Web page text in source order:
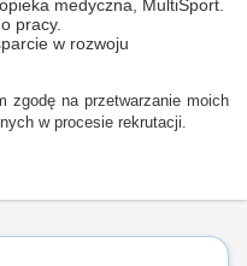
medyczna, MultiSport.
pracy.
w rozwoju
zgodę na przetwarzanie moich
w procesie rekrutacji.